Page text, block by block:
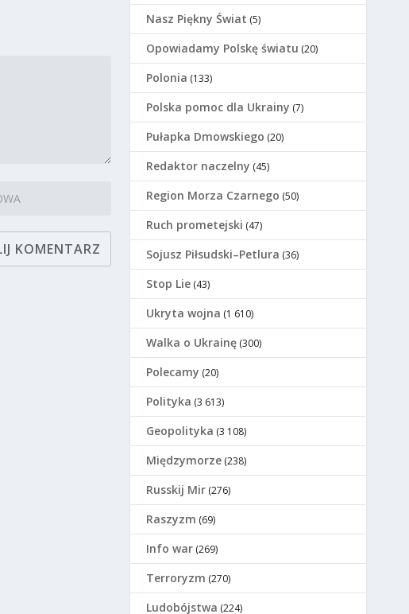
Nasz Piękny Świat (5)
Opowiadamy Polskę światu (20)
Polonia (133)
Polska pomoc dla Ukrainy (7)
Pułapka Dmowskiego (20)
Redaktor naczelny (45)
Region Morza Czarnego (50)
Ruch prometejski (47)
Sojusz Piłsudski–Petlura (36)
Stop Lie (43)
Ukryta wojna (1 610)
Walka o Ukrainę (300)
Polecamy (20)
Polityka (3 613)
Geopolityka (3 108)
Międzymorze (238)
Russkij Mir (276)
Raszyzm (69)
Info war (269)
Terroryzm (270)
Ludobójstwa (224)